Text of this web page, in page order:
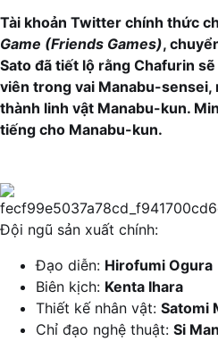
Tài khoản Twitter chính thức
Game (Friends Games),
Sato đã tiết lộ rằng Chafurin
viên trong vai Manabu-sensei,
thành linh vật Manabu-kun.
tiếng cho Manabu-kun.
Đội ngũ sản xuất chính:
Đạo diễn: Hirofumi Ogura
Biên kịch: Kenta Ihara
Thiết kế nhân vật: Satomi
Chỉ đạo nghệ thuật: Si